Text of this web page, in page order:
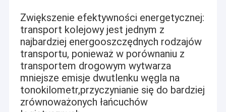
Zwiększenie efektywności energetycznej:
transport kolejowy jest jednym z
najbardziej energooszczędnych rodzajów
transportu, ponieważ w porównaniu z
transportem drogowym wytwarza
mniejsze emisje dwutlenku węgla na
tonokilometr,przyczynianie się do bardziej
zrównoważonych łańcuchów